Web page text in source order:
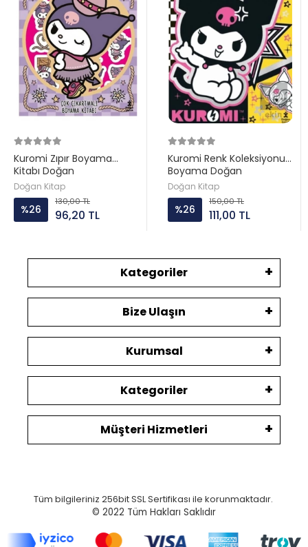
Kuromi Zıpır Boyama
Kitabı Doğan
Doğan Kitap
%26
130,00 TL
96,20 TL
Kuromi Renk Koleksiyonu
Boyama Doğan
Doğan Kitap
%26
150,00 TL
111,00 TL
Kategoriler
Bize Ulaşın
Kurumsal
Kategoriler
Müşteri Hizmetleri
Tüm bilgileriniz 256bit SSL Sertifikası ile korunmaktadır.
© 2022 Tüm Hakları Saklıdır